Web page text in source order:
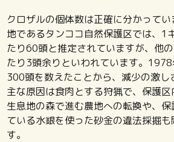
クロザルの個体数は正確に分かって
地であるタンココ自然保護区では、1
たり60頭と推定されていますが、他
たり3頭余りといわれています。
300頭を数えたことから、減少の激し
主な原因は食肉とする狩猟で、保護区
生息地の森で進む農地への転換や、
ている水銀を使った砂金の違法採掘
す。